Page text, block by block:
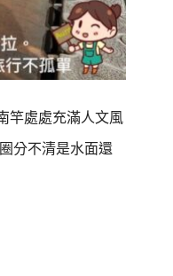
竿處處充滿人文風
分不清是水面還